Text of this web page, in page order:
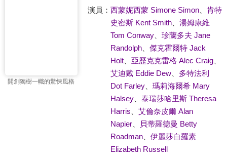
開創獨樹一幟的驚悚風格
演員： 西蒙妮西蒙 Simone Simon、 肯特
史密斯 Kent Smith、 湯姆康維
Tom Conway、 珍蘭多夫 Jane
Randolph、 傑克霍爾特 Jack
Holt、 亞歷克克雷格 Alec Craig、
艾迪戴 Eddie Dew、 多特法利
Dot Farley、 瑪莉海爾希 Mary
Halsey、 泰瑞莎哈里斯 Theresa
Harris
艾倫奈皮爾 Alan
Napier、
貝蒂羅德曼 Betty
Roadman、 伊麗莎白羅素
Elizabeth Russell